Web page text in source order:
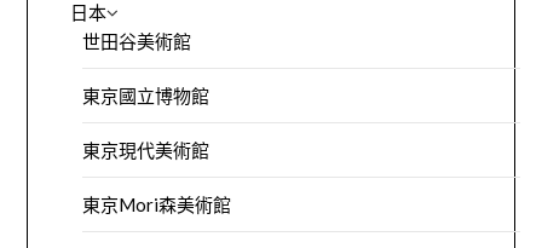
日本
世田谷美術館
東京國立博物館
東京現代美術館
東京Mori森美術館